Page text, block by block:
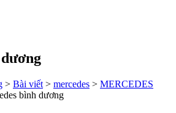
> Bài viết > mercedes > MERCEDES
bình dương